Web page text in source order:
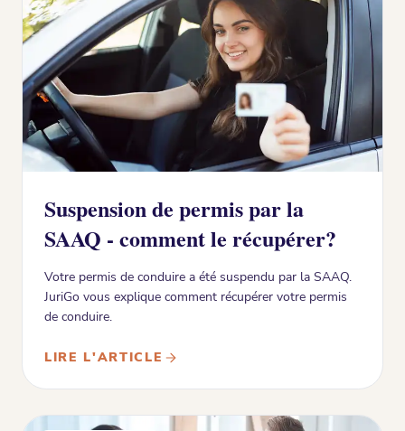
Suspension de permis par la
SAAQ - comment le récupérer?
Votre permis de conduire a été suspendu par la SAAQ.
JuriGo vous explique comment récupérer votre permis
de conduire.
LIRE L'ARTICLE